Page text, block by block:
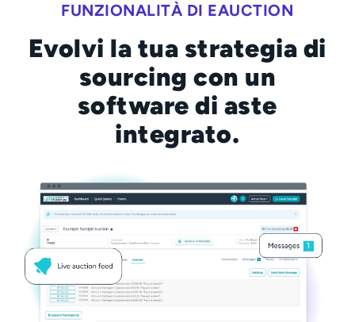
FUNZIONALITÀ DI EAUCTION
Evolvi la tua strategia di
sourcing con un
software di aste
integrato.